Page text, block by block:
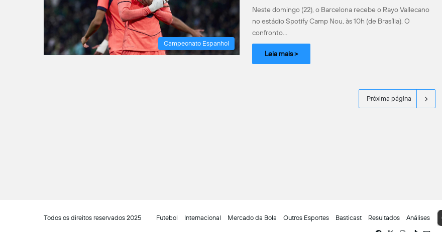
Campeonato Espanhol
Neste domingo (22), o Barcelona recebe o Rayo Vallecano
no estádio Spotify Camp Nou, às 10h (de Brasília). O
confronto…
Leia mais >
Próxima página
Todos os direitos reservados 2025 Futebol Internacional Mercado da Bola Outros Esportes Basticast Resultados
Análises